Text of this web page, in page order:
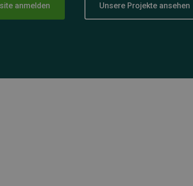
anmelden Unsere Projekte ansehen